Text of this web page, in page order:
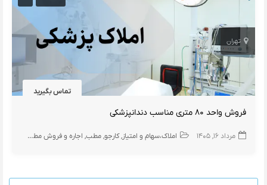
تهران
تماس بگیرید
فروش واحد ۸۰ متری مناسب دندانپزشکی
مرداد ۱۶, ۱۴۰۵ املاک،سهام و امتیاز کارجو مطب اجاره و فروش مطب دندانپزشک